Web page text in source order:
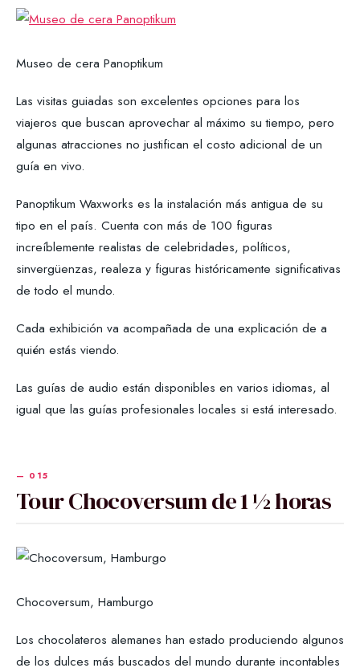
Museo de cera Panoptikum
Las visitas guiadas son excelentes opciones para los
viajeros que buscan aprovechar al máximo su tiempo, pero
algunas atracciones no justifican el costo adicional de un
guía en vivo.
Panoptikum Waxworks es la instalación más antigua de su
tipo en el país. Cuenta con más de 100 figuras
increíblemente realistas de celebridades, políticos,
sinvergüenzas, realeza y figuras históricamente significativas
de todo el mundo.
Cada exhibición va acompañada de una explicación de a
quién estás viendo.
Las guías de audio están disponibles en varios idiomas, al
igual que las guías profesionales locales si está interesado.
Tour Chocoversum de 1 ½ horas
Chocoversum, Hamburgo
Los chocolateros alemanes han estado produciendo algunos
de los dulces más buscados del mundo durante incontables